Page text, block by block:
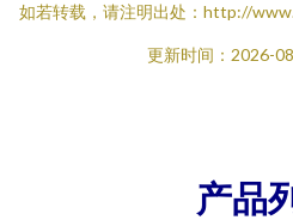
如若转载，请注明出处：http://
更新时间：2026-
产品